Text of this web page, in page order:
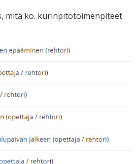
mitä ko. kurinpitotoimenpiteet